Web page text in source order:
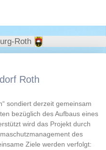
Roth
Roth
sondiert derzeit gemeinsam
bezüglich des Aufbaus eines
wird das Projekt durch
des
Ziele werden verfolgt: